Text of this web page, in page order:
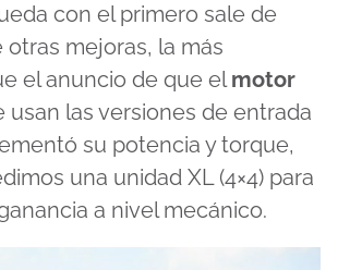
con el primero sale de
otras mejoras, la más
el anuncio de que elmotor
usan las versiones de entrada
su potencia y torque,
una unidad XL (4×4) para
a nivel mecánico.